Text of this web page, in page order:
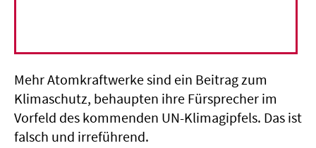
Kernkraft für das Klima?
Mehr Atomkraftwerke sind ein Beitrag zum
Klimaschutz, behaupten ihre Fürsprecher im
Vorfeld des kommenden UN-Klimagipfels. Das ist
falsch und irreführend.